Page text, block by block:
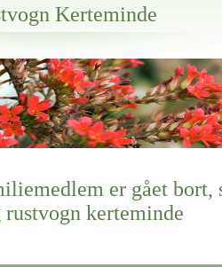
Kerteminde
en god afslutning når det gælder
Kerteminde
begravelsel
er gået bort,
kerteminde